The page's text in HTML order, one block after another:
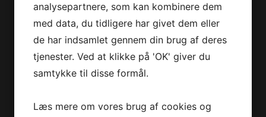
Jegstrupvej 280
8361 Hasselager
Telefon:+45 70 200 600
E-mail:info@jettrade.dk
CVR-nummer: 27233678
Produkter
analysepartnere, som kan kombinere dem
med data, du tidligere har givet dem eller
de har indsamlet gennem din brug af deres
tjenester. Ved at klikke på 'OK' giver du
samtykke til disse formål.
Læs mere om vores brug af cookies og